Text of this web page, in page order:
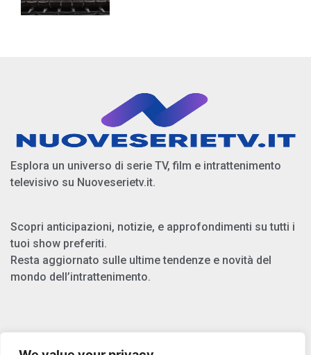
Esplora un universo di serie TV, film e intrattenimento
televisivo su Nuoveserietv.it.
Scopri anticipazioni, notizie, e approfondimenti su tutti i
tuoi show preferiti.
Resta aggiornato sulle ultime tendenze e novità del
mondo dell’intrattenimento.